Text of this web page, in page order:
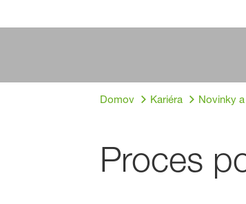
Domov Kariéra Novinky
Proces